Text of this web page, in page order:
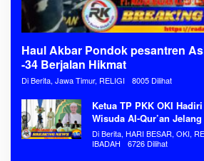
Haul Akbar Pondok pesantren
-34 Berjalan Hikmat
Di Berita, Jawa Timur, RELIGI 8005 Dilihat
Ketua TP PKK OKI
Wisuda Al-Qur’an
Di Berita, HARI BESAR, OKI,
IBADAH
6726 Dilihat